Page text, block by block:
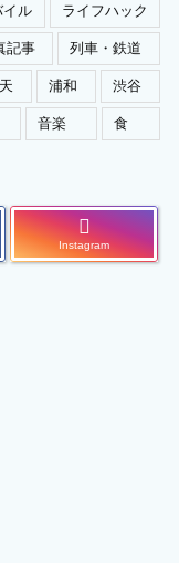
イル
ライフハック
記事
列車・鉄道
浦和
渋谷
音楽 食
Instagram